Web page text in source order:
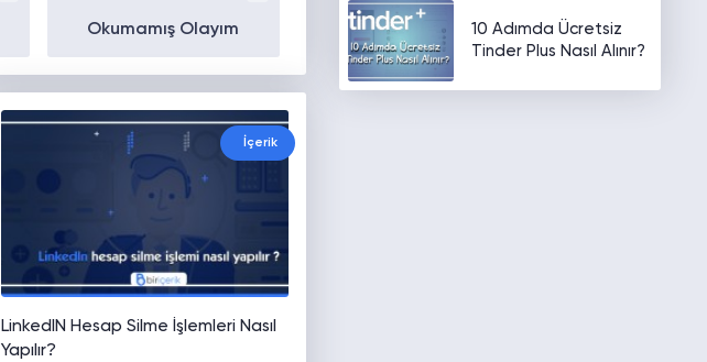
Okumamış Olayım
İçerik
LinkedIN Hesap Silme İşlemleri Nasıl
Yapılır?
10 Adımda Ücretsiz
Tinder Plus Nasıl Alınır?